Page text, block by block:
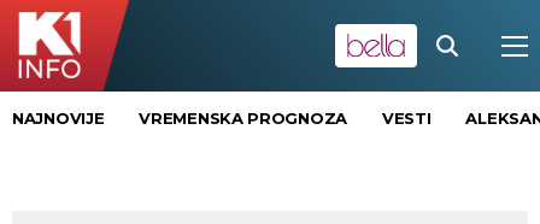
NAJNOVIJE VREMENSKA PROGNOZA VESTI